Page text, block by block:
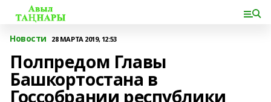
Новости 28 МАРТА 2019, 12:53
Полпредом Главы
Башкортостана в
Госсобрании республики